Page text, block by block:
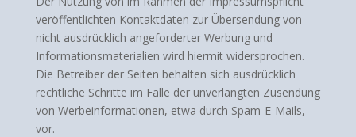
veröffentlichten Kontaktdaten zur Übersendung von
nicht ausdrücklich angeforderter Werbung und
Informationsmaterialien wird hiermit widersprochen.
Die Betreiber der Seiten behalten sich ausdrücklich
rechtliche Schritte im Falle der unverlangten Zusendung
von Werbeinformationen, etwa durch Spam-E-Mails,
vor.